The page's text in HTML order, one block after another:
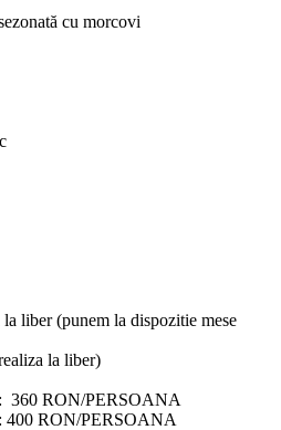
cu morcovi
liber (punem la dispozitie mese
la liber)
360 RON/PERSOANA
RON/PERSOANA